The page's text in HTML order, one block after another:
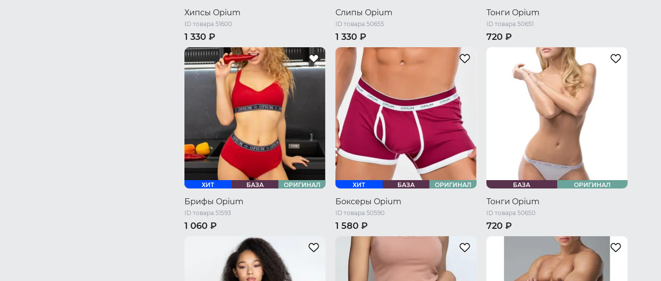
Хипсы Opium
ID товара 51600
1 330 ₽
42-44 RU / S 44-46 RU / M
46-48 RU / L
48-50 RU / XL
50-52 RU / XXL
Слипы Opium
ID товара 50655
1 330 ₽
42-44 RU / S
46-48 RU / L
48-50 RU / XL
50-52 RU / XXL
Тонги Opium
ID товара 50651
720 ₽
44-46 RU / M
46-48 RU / L
48-50 RU / XL
50-52 RU / XXL
ХИТ БАЗА ОРИГИНАЛ
Брифы Opium
ID товара 51593
1 060 ₽
44-46 RU / M
48-50 RU / XL
ХИТ БАЗА ОРИГИНАЛ
Боксеры Opium
ID товара 50590
1 580 ₽
46 RU / S 48 RU / M
50 RU / L
52 RU / XL
56 RU / XXXL
БАЗА ОРИГИНАЛ
Тонги Opium
ID товара 50650
720 ₽
44-46 RU / M
48-50 RU / XL
50-52 RU / XXL